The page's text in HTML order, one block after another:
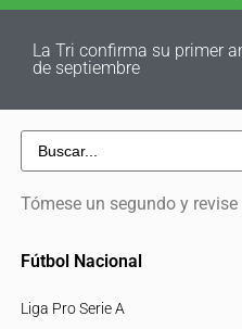
La Tri confirma su primer
de septiembre
Tómese un segundo y
Fútbol Nacional
Liga Pro Serie A